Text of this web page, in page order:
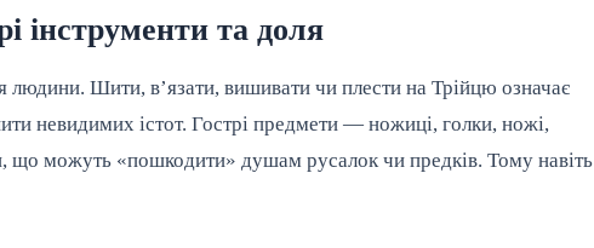
інструменти та доля
людини. Шити, в’язати, вишивати чи плести на Трійцю означає
невидимих істот. Гострі предмети — ножиці, голки, ножі,
що можуть «пошкодити» душам русалок чи предків. Тому навіть